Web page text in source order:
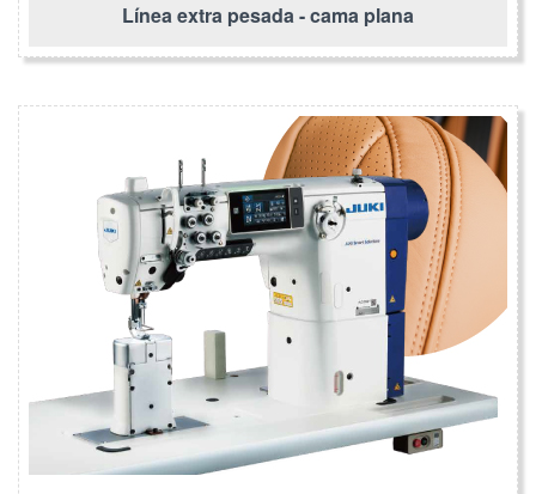
Línea extra pesada - cama plana